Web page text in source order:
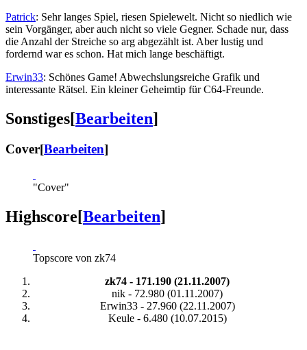
Patrick: Sehr langes Spiel, riesen Spielewelt. Nicht so niedlich wie
sein Vorgänger, aber auch nicht so viele Gegner. Schade nur, dass
die Anzahl der Streiche so arg abgezählt ist. Aber lustig und
fordernd war es schon. Hat mich lange beschäftigt.
Erwin33: Schönes Game! Abwechslungsreiche Grafik und
interessante Rätsel. Ein kleiner Geheimtip für C64-Freunde.
Sonstiges[Bearbeiten]
Cover[Bearbeiten]
"Cover"
Highscore[Bearbeiten]
Topscore von zk74
zk74 - 171.190 (21.11.2007)
nik - 72.980 (01.11.2007)
Erwin33 - 27.960 (22.11.2007)
Keule - 6.480 (10.07.2015)